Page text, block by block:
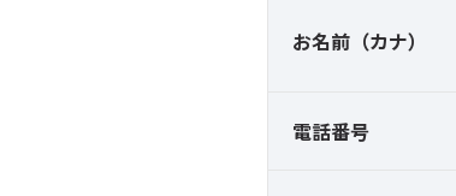
お名前（カナ）
電話番号